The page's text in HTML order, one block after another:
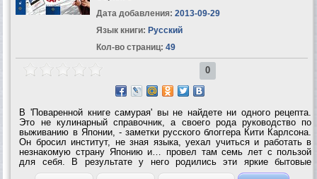
Дата добавления: 2013-09-29
Язык книги: Русский
Кол-во страниц: 49
0
В 'Поваренной книге самурая' вы не найдете ни одного рецепта.
Это не кулинарный справочник, а своего рода руководство по
выживанию в Японии, - заметки русского блоггера Кити Карлсона.
Он бросил институт, не зная языка, уехал учиться и работать в
незнакомую страну Японию и… провел там семь лет с пользой
для себя. В результате у него родились эти яркие бытовые
зарисовки - необычайно колоритные и удивительные в своих